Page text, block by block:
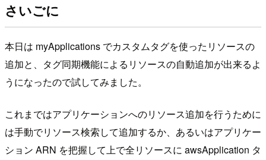
さいごに
本日は myApplications でカスタムタグを使ったリソースの
追加と、タグ同期機能によるリソースの自動追加が出来るよ
うになったので試してみました。
これまではアプリケーションへのリソース追加を行うために
は手動でリソース検索して追加するか、あるいはアプリケー
ション ARN を把握して上で全リソースに awsApplication タ